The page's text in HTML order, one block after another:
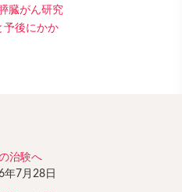
臓がん研究
後にかか
治験へ
年7月28日